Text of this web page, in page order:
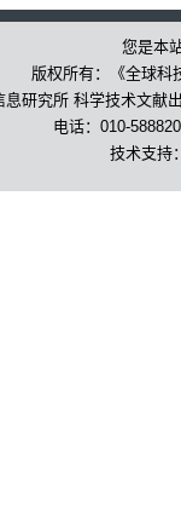
您是本
版权所有：《全球科
息研究所 科学技术文献
电话：010-
技术支持